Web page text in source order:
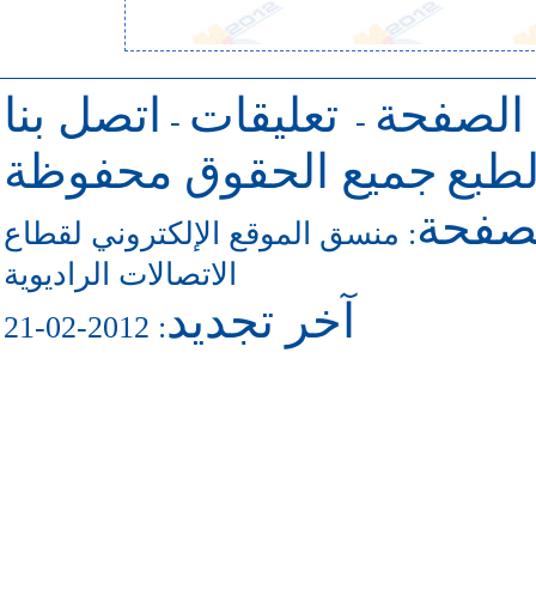
الصفحة - تعليقات -
اتصل بنا
جميع الحقوق محفوظة
: منسق الموقع الإلكتروني لقطاع
الاتصالات الراديوية
آخر تجديد: 2012-02-21